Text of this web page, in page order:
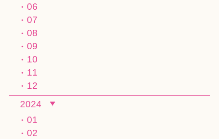
06
07
08
09
10
11
12
2024
01
02